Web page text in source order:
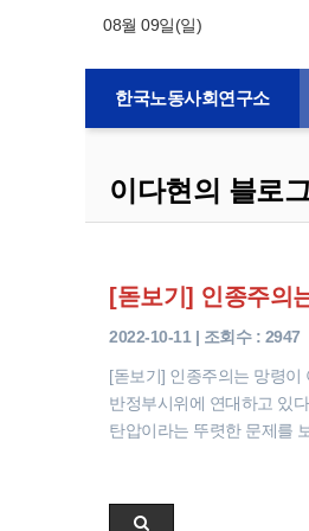
08월 09일(일)
한국노동사회연구소
이다현의 블로
[돋보기] 인종주의
2022-10-11 | 조회수 : 2947
​[돋보기] 인종주의는 망령이
반정부시위에 연대하고 있
탄압이라는 뚜렷한 문제를